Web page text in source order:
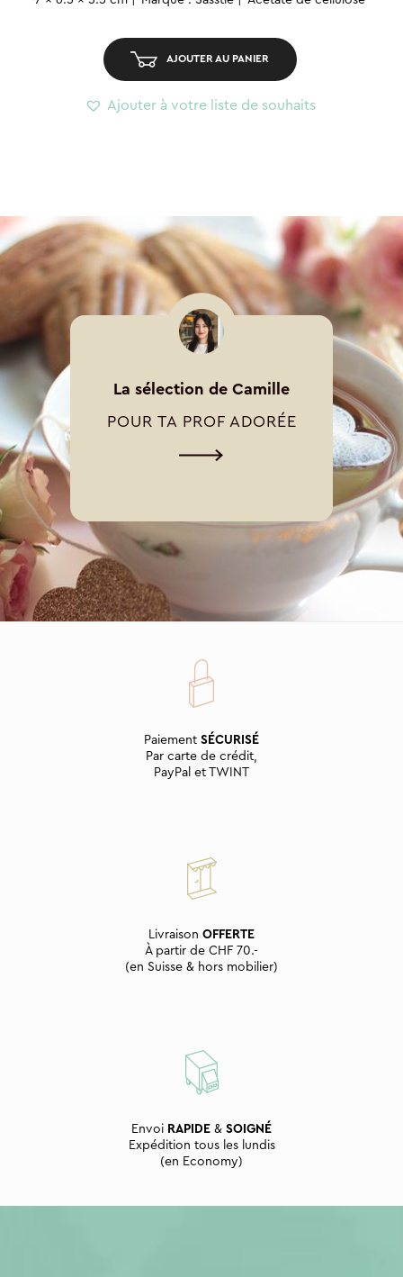
à
Bloom
AJOUTER AU PANIER
Ajouter à votre liste de souhaits
La sélection de Camille
POUR TA PROF ADORÉE
Paiement SÉCURISÉ
Par carte de crédit,
PayPal et TWINT
Livraison OFFERTE
À partir de CHF 70.-
(en Suisse & hors mobilier)
Envoi RAPIDE & SOIGNÉ
Expédition tous les lundis
(en Economy)